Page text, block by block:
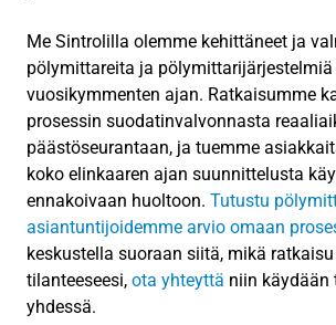
Me Sintrolilla olemme kehittäneet ja
pölymittareita ja pölymittarijärjestelmiä
vuosikymmenten ajan. Ratkaisumme
prosessin suodatinvalvonnasta
päästöseurantaan, ja tuemme
koko elinkaaren ajan suunnittelusta
ennakoivaan huoltoon. Tutustu
asiantuntijoidemme arvio omaan
keskustella suoraan siitä, mikä
tilanteeseesi, ota yhteyttä niin käydään
yhdessä.